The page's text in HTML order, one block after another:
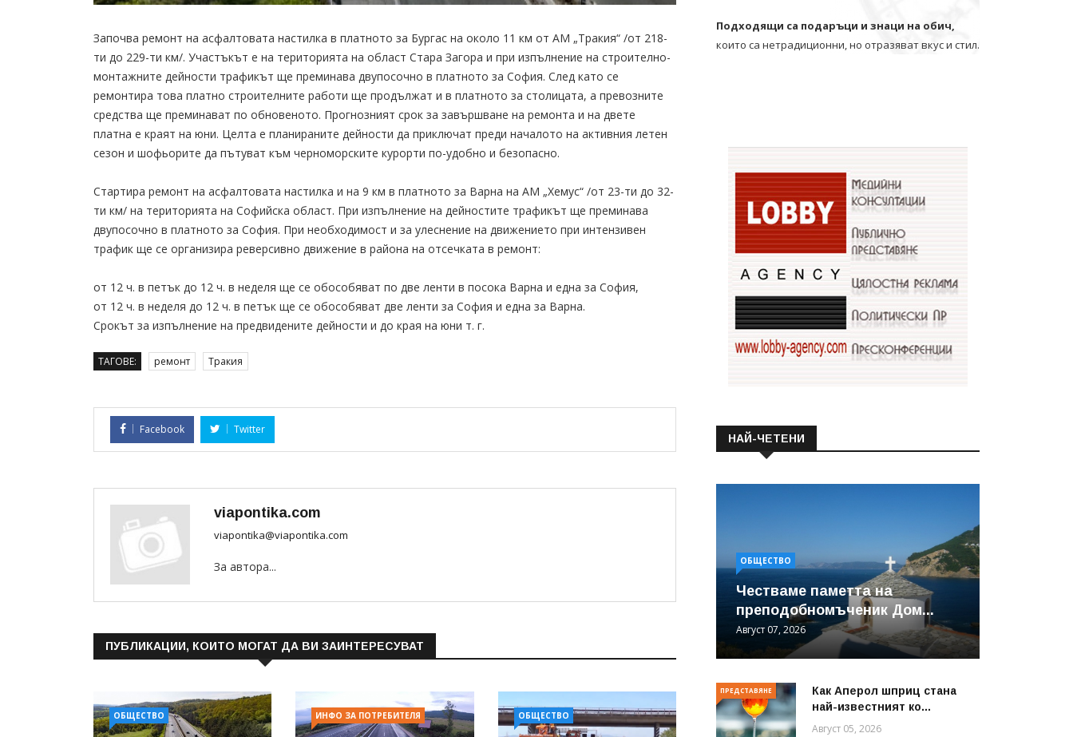
Започва ремонт на асфалтовата настилка в платното за Бургас на около 11 км от АМ „Тракия“ /от 218-
ти до 229-ти км/. Участъкът е на територията на област Стара Загора и при изпълнение на строително-
монтажните дейности трафикът ще преминава двупосочно в платното за София. След като се
ремонтира това платно строителните работи ще продължат и в платното за столицата, а превозните
средства ще преминават по обновеното. Прогнозният срок за завършване на ремонта и на двете
платна е краят на юни. Целта е планираните дейности да приключат преди началото на активния летен
сезон и шофьорите да пътуват към черноморските курорти по-удобно и безопасно.
Стартира ремонт на асфалтовата настилка и на 9 км в платното за Варна на АМ „Хемус“ /от 23-ти до 32-
ти км/ на територията на Софийска област. При изпълнение на дейностите трафикът ще преминава
двупосочно в платното за София. При необходимост и за улеснение на движението при интензивен
трафик ще се организира реверсивно движение в района на отсечката в ремонт:
от 12 ч. в петък до 12 ч. в неделя ще се обособяват по две ленти в посока Варна и една за София,
от 12 ч. в неделя до 12 ч. в петък ще се обособяват две ленти за София и една за Варна.
Срокът за изпълнение на предвидените дейности и до края на юни т. г.
ТАГОВЕ: ремонт Тракия
Facebook Twitter
viapontika.com
viapontika@viapontika.com
За автора...
ПУБЛИКАЦИИ, КОИТО МОГАТ ДА ВИ ЗАИНТЕРЕСУВАТ
ОБЩЕСТВО ИНФО ЗА ПОТРЕБИТЕЛЯ ОБЩЕСТВО
Подходящи са подаръци и знаци на обич,
които са нетрадиционни, но отразяват вкус и стил.
НАЙ-ЧЕТЕНИ
ОБЩЕСТВО
Честваме паметта на
преподобномъченик Дом...
Август 07, 2026
ПРЕДСТАВЯНЕ
Как Аперол шприц стана
най-известният ко...
Август 05, 2026